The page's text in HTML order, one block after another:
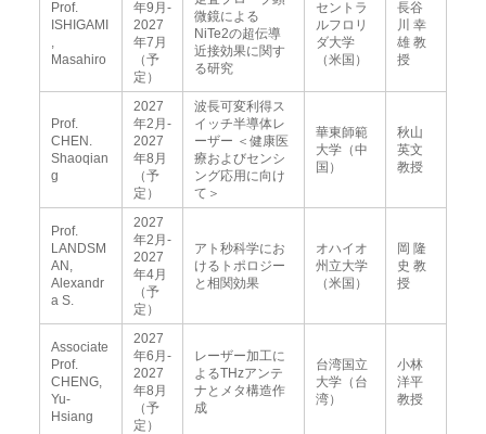
Prof.
ISHIGAMI
,
Masahiro
年9月-
2027
年7月
（予
定）
微鏡による
NiTe2の超伝導
近接効果に関す
る研究
セントラ
ルフロリ
ダ大学
（米国）
長谷
川 幸
雄 教
授
Prof.
CHEN.
Shaoqian
g
2027
年2月-
2027
年8月
（予
定）
波長可変利得ス
イッチ半導体レ
ーザー ＜健康医
療およびセンシ
ング応用に向け
て＞
華東師範
大学（中
国）
秋山
英文
教授
Prof.
LANDSM
AN,
Alexandr
a S.
2027
年2月-
2027
年4月
（予
定）
アト秒科学にお
けるトポロジー
と相関効果
オハイオ
州立大学
（米国）
岡 隆
史 教
授
Associate
Prof.
CHENG,
Yu-
Hsiang
2027
年6月-
2027
年8月
（予
定）
レーザー加工に
よるTHzアンテ
ナとメタ構造作
成
台湾国立
大学（台
湾）
小林
洋平
教授